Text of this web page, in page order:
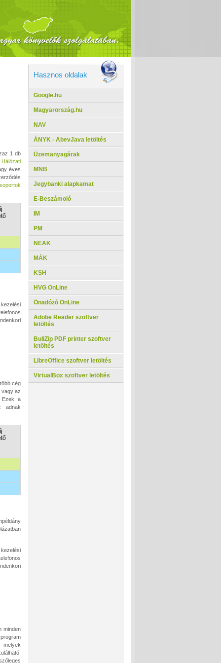
1 db
Hálózati
éves
cég
vagy az
Ezek a
adnak
minden
Hasznos oldalak
Google.hu
Magyarország.hu
NAV
ÁNYK - AbevJava letöltés
Üzemanyagárak
MNB
Jegybanki alapkamat
E-Beszámoló
IM
PM
NEAK
MÁK
KSH
HVG OnLine
Önadózó OnLine
Adobe Reader szoftver
letöltés
BullZip PDF printer szoftver
letöltés
LibreOffice szoftver letöltés
VirtualBox szoftver letöltés